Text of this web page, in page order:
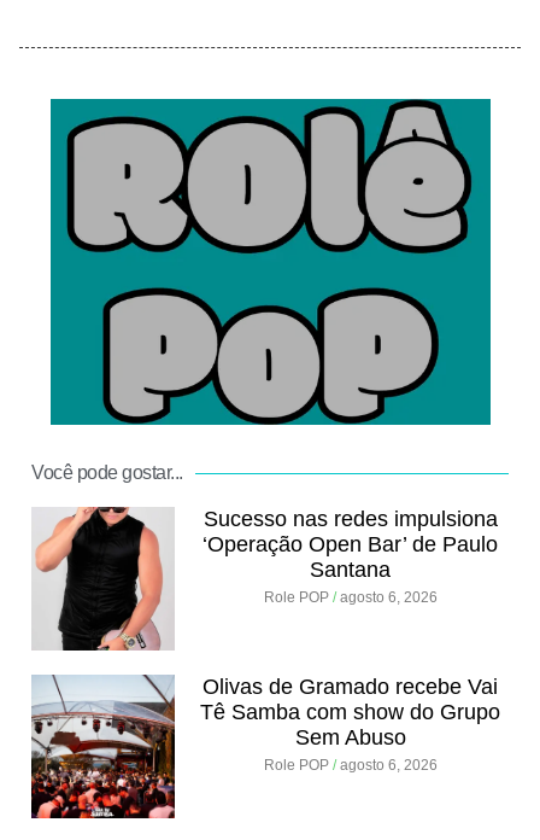
Você pode gostar...
Sucesso nas redes impulsiona
‘Operação Open Bar’ de Paulo
Santana
Role POP agosto 6, 2026
Olivas de Gramado recebe Vai
Tê Samba com show do Grupo
Sem Abuso
Role POP agosto 6, 2026